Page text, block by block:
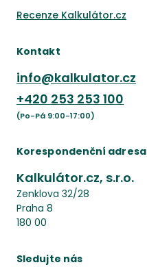
Recenze Kalkulátor.cz
Kontakt
info@kalkulator.cz
+420 253 253 100
(Po-Pá 9:00-17:00)
Korespondenční adresa
Kalkulátor.cz, s.r.o.
Zenklova 32/28
Praha 8
180 00
Sledujte nás